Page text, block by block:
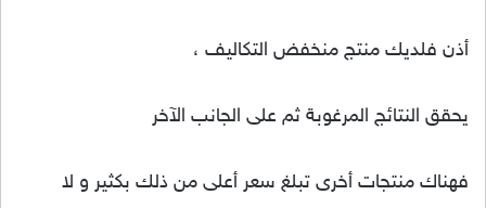
أذن فلديك منتج منخفض التكاليف ،
يحقق النتائج المرغوبة ثم على الجانب الآخر
فهناك منتجات أخرى تبلغ سعر أعلى من ذلك بكثير و لا